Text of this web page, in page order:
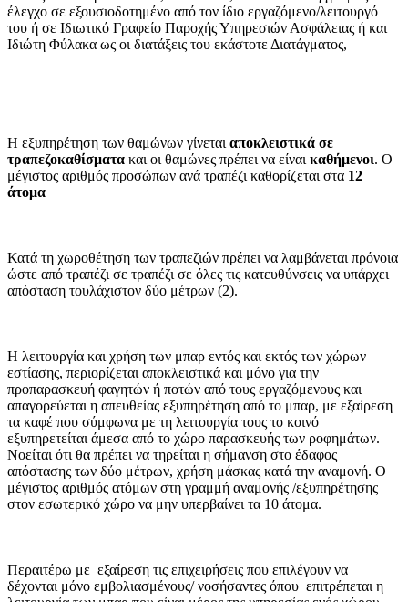
έλεγχο σε εξουσιοδοτημένο από τον ίδιο εργαζόμενο/λειτουργό
του ή σε Ιδιωτικό Γραφείο Παροχής Υπηρεσιών Ασφάλειας ή και
Ιδιώτη Φύλακα ως οι διατάξεις του εκάστοτε Διατάγματος,
Η εξυπηρέτηση των θαμώνων γίνεται αποκλειστικά σε
τραπεζοκαθίσματα και οι θαμώνες πρέπει να είναι καθήμενοι. Ο
μέγιστος αριθμός προσώπων ανά τραπέζι καθορίζεται στα 12
άτομα
Κατά τη χωροθέτηση των τραπεζιών πρέπει να λαμβάνεται πρόνοια
ώστε από τραπέζι σε τραπέζι σε όλες τις κατευθύνσεις να υπάρχει
απόσταση τουλάχιστον δύο μέτρων (2).
Η λειτουργία και χρήση των μπαρ εντός και εκτός των χώρων
εστίασης, περιορίζεται αποκλειστικά και μόνο για την
προπαρασκευή φαγητών ή ποτών από τους εργαζόμενους και
απαγορεύεται η απευθείας εξυπηρέτηση από το μπαρ, με εξαίρεση
τα καφέ που σύμφωνα με τη λειτουργία τους το κοινό
εξυπηρετείται άμεσα από το χώρο παρασκευής των ροφημάτων.
Νοείται ότι θα πρέπει να τηρείται η σήμανση στο έδαφος
απόστασης των δύο μέτρων, χρήση μάσκας κατά την αναμονή. Ο
μέγιστος αριθμός ατόμων στη γραμμή αναμονής /εξυπηρέτησης
στον εσωτερικό χώρο να μην υπερβαίνει τα 10 άτομα.
Περαιτέρω με εξαίρεση τις επιχειρήσεις που επιλέγουν να
δέχονται μόνο εμβολιασμένους/ νοσήσαντες όπου επιτρέπεται η